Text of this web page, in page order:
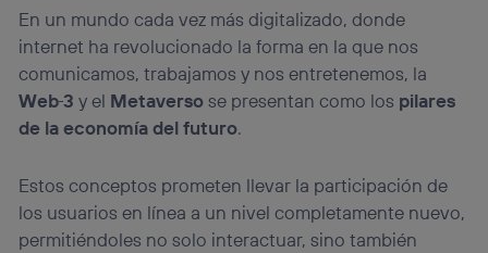
En un mundo cada vez más digitalizado, donde
internet ha revolucionado la forma en la que nos
comunicamos, trabajamos y nos entretenemos, la
Web3 y el Metaversose presentan como los pilares
de la economía del futuro.
Estos conceptos prometen llevar la participación de
los usuarios en línea a un nivel completamente nuevo,
permitiéndoles no solo interactuar, sino también